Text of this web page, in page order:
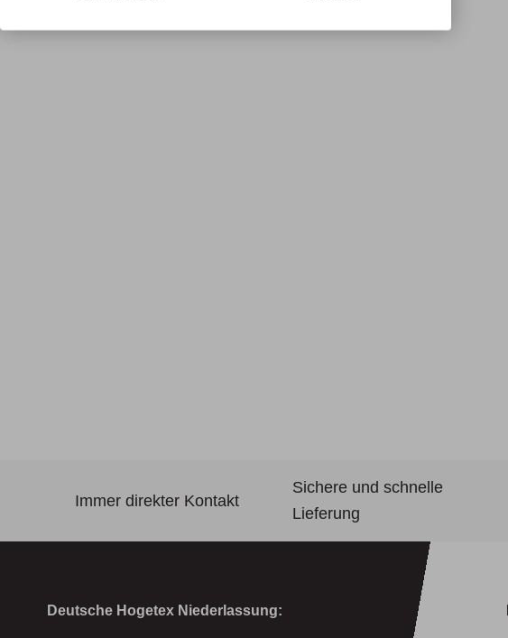
Immer direkter Kontakt
Sichere und schnelle
Lieferung
Deutsche Hogetex Niederlassung: